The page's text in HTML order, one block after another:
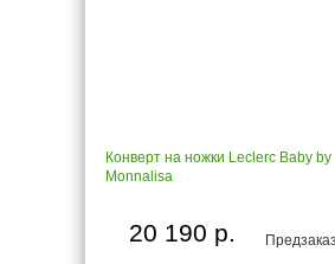
Конверт на ножки Leclerc Baby by
Monnalisa
Предзаказ
20 190 р.